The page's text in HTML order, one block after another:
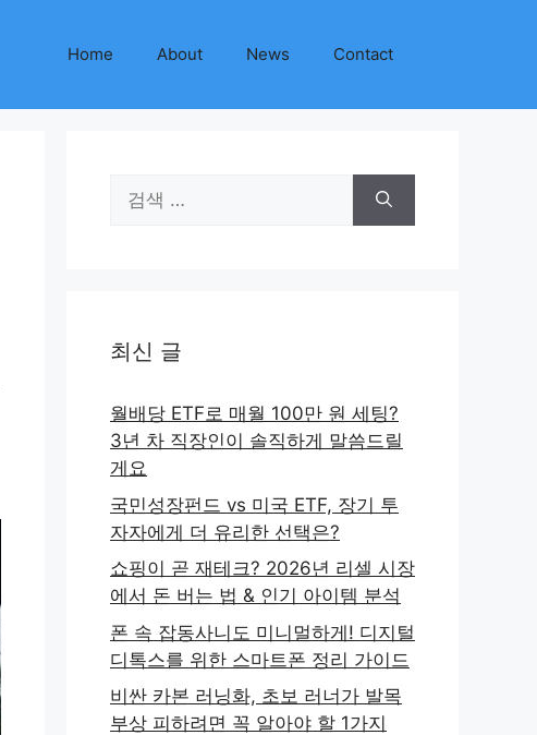
Home About News Contact
색:
최신 글
월배당 ETF로 매월 100만 원 세팅?
3년 차 직장인이 솔직하게 말씀드릴
게요
국민성장펀드 vs 미국 ETF, 장기 투
자자에게 더 유리한 선택은?
쇼핑이 곧 재테크? 2026년 리셀 시장
에서 돈 버는 법 & 인기 아이템 분석
폰 속 잡동사니도 미니멀하게! 디지털
디톡스를 위한 스마트폰 정리 가이드
비싼 카본 러닝화, 초보 러너가 발목
부상 피하려면 꼭 알아야 할 1가지